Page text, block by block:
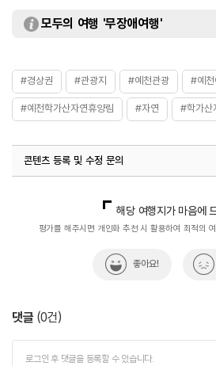
- 성인 2,000원
- 성수기 120,000원
- 비수기 주말 100,000원~
- 비수기 주중 80,000원
[야영장]
- 35,000원
※ 성수기 : 매년 7월 1일~8
※ 주말 : 금요일, 토요일, 법
전일
※ 주중 : 성수기와 주말을 제
참조
모두의 여행 '무장애여행'
#경상권 #관광지 #예천관광 #예천
#예천학가산자연휴양림 #자연 #학가산
콘텐츠 등록 및 수정 문의
해당 여행지가 마음에
평가를 해주시면 개인화 추천 시 활용하여 최적의
좋아요!
댓글 (0건)